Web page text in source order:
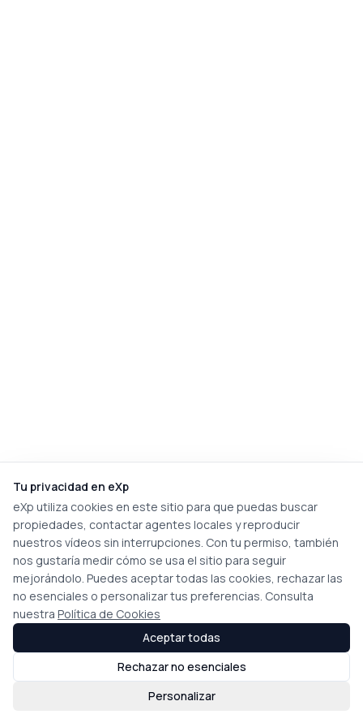
Tu privacidad en eXp
eXp utiliza cookies en este sitio para que puedas buscar
propiedades, contactar agentes locales y reproducir
nuestros vídeos sin interrupciones. Con tu permiso, también
nos gustaría medir cómo se usa el sitio para seguir
mejorándolo. Puedes aceptar todas las cookies, rechazar las
no esenciales o personalizar tus preferencias. Consulta
nuestra Política de Cookies
Personalizar
Rechazar no esenciales
Aceptar todas